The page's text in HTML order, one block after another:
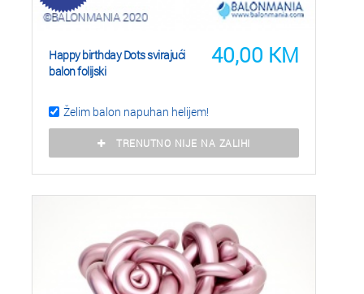
40,00 KM
Happy birthday Dots svirajući
balon folijski
Želim balon napuhan helijem!
TRENUTNO NIJE NA ZALIHI